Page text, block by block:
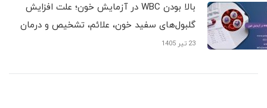
بالا بودن WBC در آزمایش خون؛ علت افزایش
گلبول‌های سفید خون، علائم، تشخیص و درمان
23 تیر 1405